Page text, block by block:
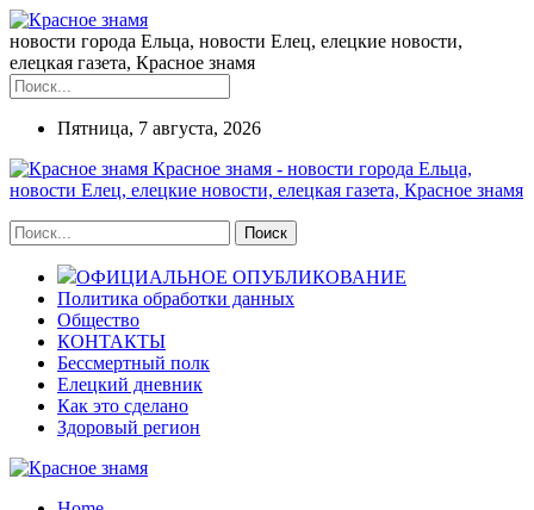
новости города Ельца, новости Елец, елецкие новости,
елецкая газета, Красное знамя
Пятница, 7 августа, 2026
Красное знамя - новости города Ельца,
новости Елец, елецкие новости, елецкая газета, Красное знамя
ОФИЦИАЛЬНОЕ ОПУБЛИКОВАНИЕ
Политика обработки данных
Общество
КОНТАКТЫ
Бессмертный полк
Елецкий дневник
Как это сделано
Здоровый регион